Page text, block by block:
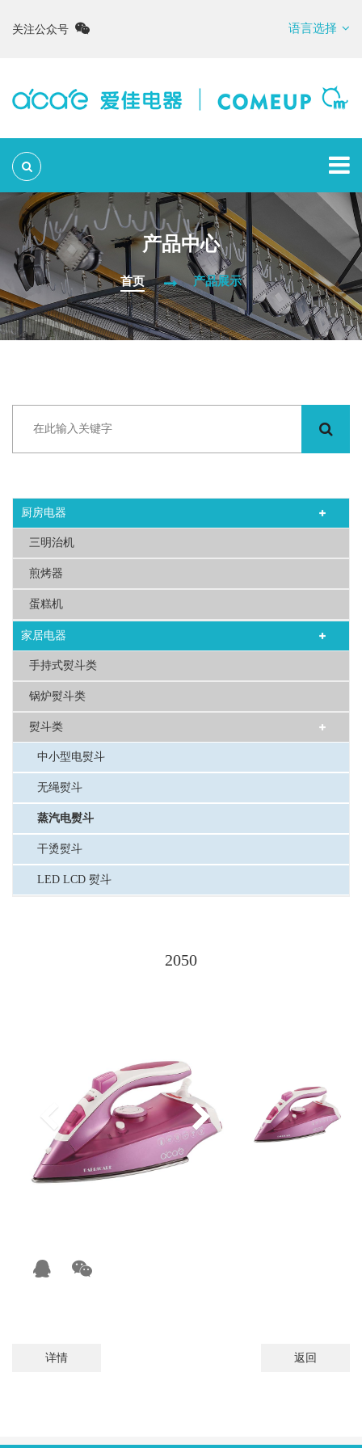
关注公众号 语言选择
产品中心
首页 产品展示
厨房电器
三明治机
煎烤器
蛋糕机
家居电器
手持式熨斗类
锅炉熨斗类
熨斗类
中小型电熨斗
无绳熨斗
蒸汽电熨斗
干烫熨斗
LED LCD 熨斗
2050
详情 返回